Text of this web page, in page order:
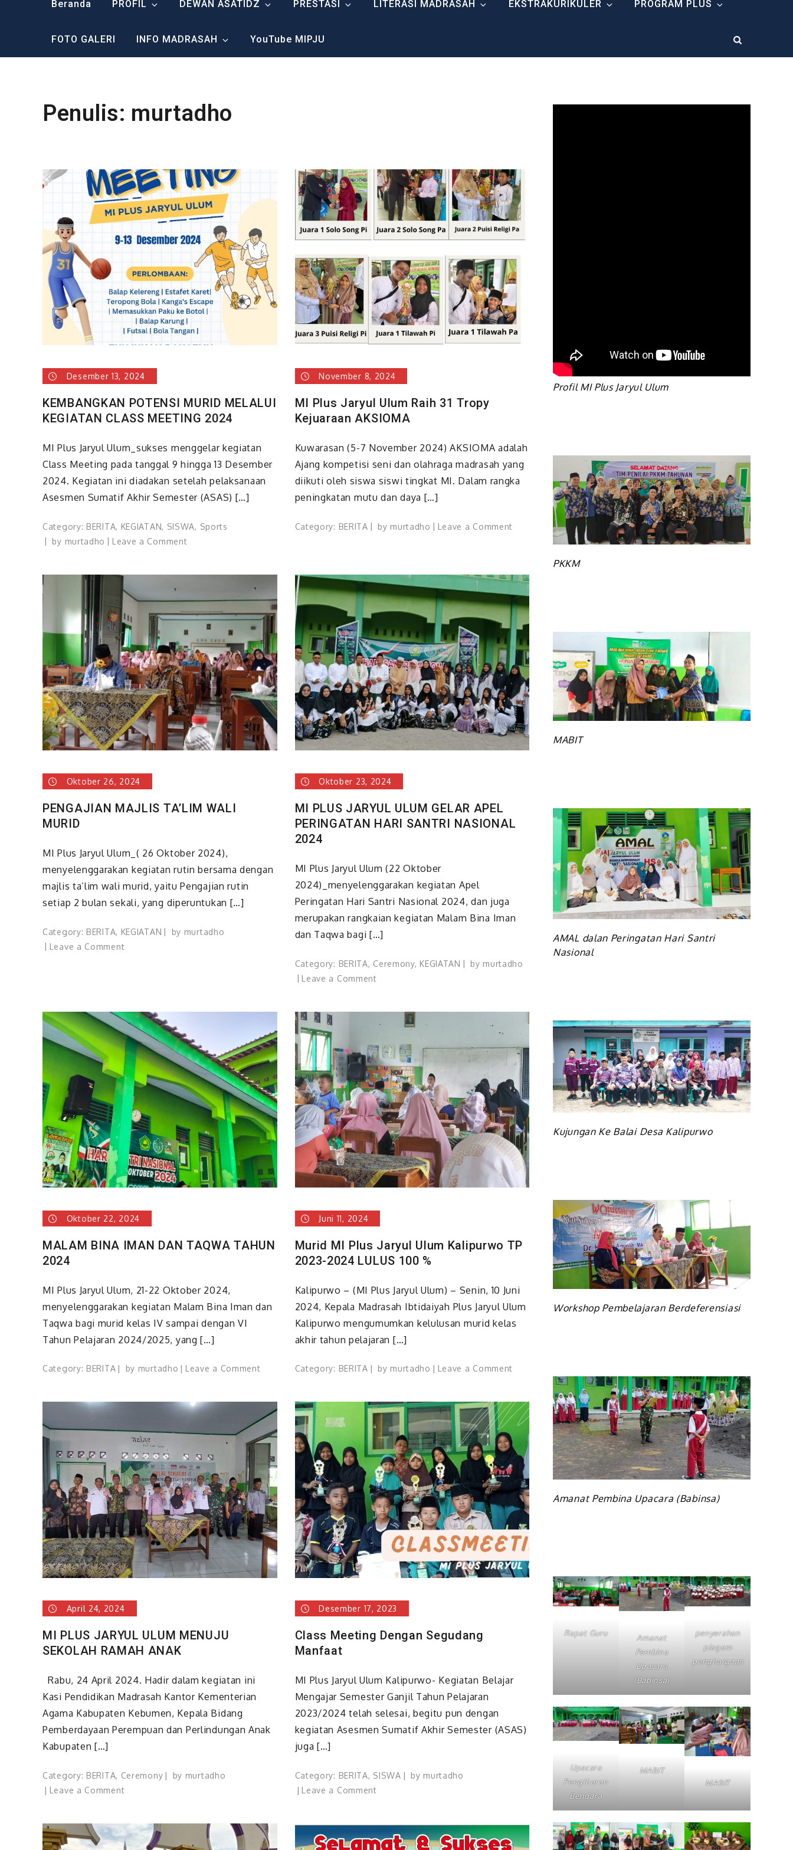
Beranda PROFIL DEWAN ASATIDZ PRESTASI LITERASI MADRASAH EKSTRAKURIKULER PROGRAM PLUS
FOTO GALERI INFO MADRASAH YouTube MIPJU
Penulis: murtadho
Desember 13, 2024
KEMBANGKAN POTENSI MURID MELALUI
KEGIATAN CLASS MEETING 2024
MI Plus Jaryul Ulum_sukses menggelar kegiatan
Class Meeting pada tanggal 9 hingga 13 Desember
2024. Kegiatan ini diadakan setelah pelaksanaan
Asesmen Sumatif Akhir Semester (ASAS) […]
Category: BERITA, KEGIATAN, SISWA, Sports
by murtadho Leave a Commenton
KEGIATAN
CLASS
MEETING
2024
November 8, 2024
MI Plus Jaryul Ulum Raih 31 Tropy
Kejuaraan AKSIOMA
Kuwarasan (5-7 November 2024) AKSIOMA adalah
Ajang kompetisi seni dan olahraga madrasah yang
diikuti oleh siswa siswi tingkat MI. Dalam rangka
peningkatan mutu dan daya […]
Category: BERITA by murtadho Leave a Comment
Ulum
Raih
31
Tropy
Kejuaraan
AKSIOMA
Oktober 26, 2024
PENGAJIAN MAJLIS TA’LIM WALI
MURID
MI Plus Jaryul Ulum_( 26 Oktober 2024),
menyelenggarakan kegiatan rutin bersama dengan
majlis ta’lim wali murid, yaitu Pengajian rutin
setiap 2 bulan sekali, yang diperuntukan […]
Category: BERITA, KEGIATAN by murtadho
Leave a Commenton
MURID
Oktober 23, 2024
MI PLUS JARYUL ULUM GELAR APEL
PERINGATAN HARI SANTRI NASIONAL
2024
MI Plus Jaryul Ulum (22 Oktober
2024)_menyelenggarakan kegiatan Apel
Peringatan Hari Santri Nasional 2024, dan juga
merupakan rangkaian kegiatan Malam Bina Iman
dan Taqwa bagi […]
Category: BERITA, Ceremony, KEGIATAN by murtadho
Leave a Commenton
JARYUL
GELAR
APEL
PERINGATAN
HARI
SANTRI
NASIONAL
2024
Oktober 22, 2024
MALAM BINA IMAN DAN TAQWA TAHUN
2024
MI Plus Jaryul Ulum, 21-22 Oktober 2024,
menyelenggarakan kegiatan Malam Bina Iman dan
Taqwa bagi murid kelas IV sampai dengan VI
Tahun Pelajaran 2024/2025, yang […]
Category: BERITA by murtadho Leave a Commenton
IMAN
DAN
TAQWA
2024
Juni 11, 2024
Murid MI Plus Jaryul Ulum Kalipurwo TP
2023-2024 LULUS 100 %
Kalipurwo – (MI Plus Jaryul Ulum) – Senin, 10 Juni
2024, Kepala Madrasah Ibtidaiyah Plus Jaryul Ulum
Kalipurwo mengumumkan kelulusan murid kelas
akhir tahun pelajaran […]
Category: BERITA by murtadho Leave a Comment
Plus
Jaryul
Ulum
Kalipurwo
TP
2023-
2024
LULUS
100
%
April 24, 2024
MI PLUS JARYUL ULUM MENUJU
SEKOLAH RAMAH ANAK
Rabu, 24 April 2024. Hadir dalam kegiatan ini
Kasi Pendidikan Madrasah Kantor Kementerian
Agama Kabupaten Kebumen, Kepala Bidang
Pemberdayaan Perempuan dan Perlindungan Anak
Kabupaten […]
Category: BERITA, Ceremony by murtadho
Leave a Commenton
JARYUL
ULUM
Desember 17, 2023
Class Meeting Dengan Segudang
Manfaat
MI Plus Jaryul Ulum Kalipurwo- Kegiatan Belajar
Mengajar Semester Ganjil Tahun Pelajaran
2023/2024 telah selesai, begitu pun dengan
kegiatan Asesmen Sumatif Akhir Semester (ASAS)
juga […]
Category: BERITA, SISWA by murtadho
Leave a Commenton
Dengan
Segudang
Profil MI Plus Jaryul Ulum
PKKM
MABIT
AMAL dalan Peringatan Hari Santri
Nasional
Kujungan Ke Balai Desa Kalipurwo
Workshop Pembelajaran Berdeferensiasi
Amanat Pembina Upacara (Babinsa)
Rapat Guru
Amanat
Pembina
Upacara
(Babinsa)
penyerahan
piagam
penghargaan
Upacara
Pengibaran
Bendara
MABIT
MABIT